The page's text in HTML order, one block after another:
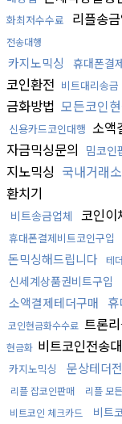
화최저수수료
리플송
전송대행
카지노믹싱 휴대폰결
코인환전 비트대리송금
금화방법 모든코인
신용카드코인대행 소액
자금믹싱문의 밈코인
지노믹싱 국내거래
환치기
비트송금업체 코인이
휴대폰결제비트코인구입
돈믹싱해드립니다 테
신세계상품권비트구입
소액결제테더구매
코인현금화수수료 트론
현금화 비트코인전송
카지노믹싱 문상테더
리플 잡코인판매
리플 모
비트코인 체크카드
비트